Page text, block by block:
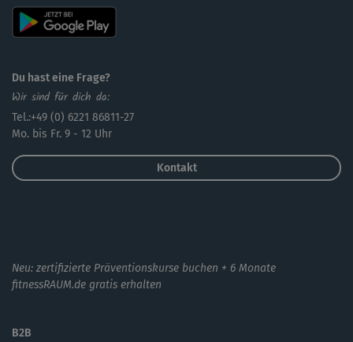
Du hast eine Frage?
Wir sind für dich da:
Tel.:+49 (0) 6221 86811-27
Mo. bis Fr. 9 - 12 Uhr
Kontakt
Neu: zertifizierte Präventionskurse buchen + 6 Monate
fitnessRAUM.de gratis erhalten
B2B